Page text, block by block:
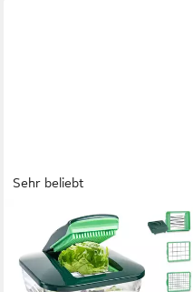
Sehr beliebt
Gemüseschneider Genius
Zerkleiner Nicer Dicer Chef
15 Teile Gemüsehobel